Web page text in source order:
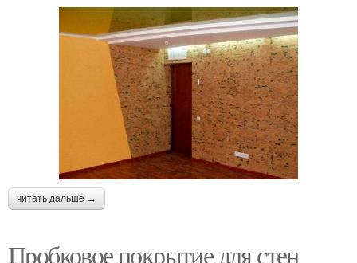
читать дальше →
Пробковое покрытие для стен